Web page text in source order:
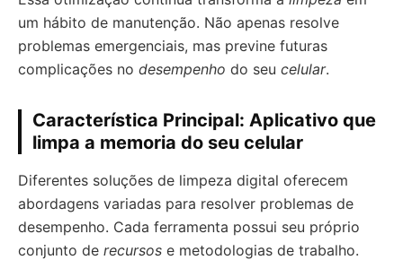
um hábito de manutenção. Não apenas resolve
problemas emergenciais, mas previne futuras
complicações no desempenho do seu celular.
Característica Principal: Aplicativo que
limpa a memoria do seu celular
Diferentes soluções de limpeza digital oferecem
abordagens variadas para resolver problemas de
desempenho. Cada ferramenta possui seu próprio
conjunto de recursos e metodologias de trabalho.